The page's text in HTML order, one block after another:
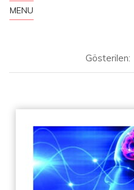
MENU
Gösterilen: